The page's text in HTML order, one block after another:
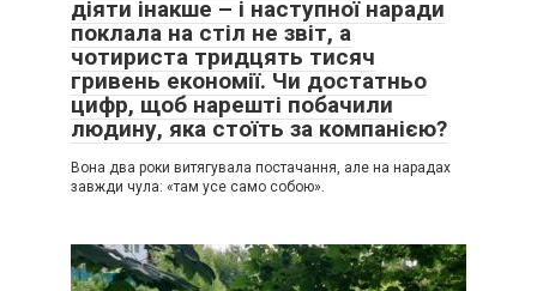
діяти інакше – і наступної наради
поклала на стіл не звіт, а
чотириста тридцять тисяч
гривень економії. Чи достатньо
цифр, щоб нарешті побачили
людину, яка стоїть за компанією?
Вона два роки витягувала постачання, але на нарадах
завжди чула: «там усе само собою».